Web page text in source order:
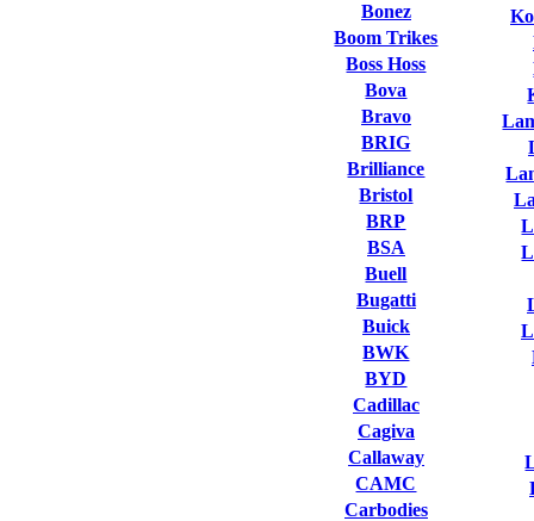
Bonez
Boom Trikes
Boss Hoss
Bova
Bravo
BRIG
Brilliance
Bristol
BRP
BSA
Buell
Bugatti
Buick
BWK
BYD
Cadillac
Cagiva
Callaway
CAMC
Carbodies